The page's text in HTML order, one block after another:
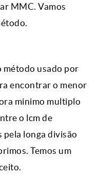
MMC. Vamos
método usado por
encontrar o menor
minimo multiplo
o lcm de
longa divisão
Temos um